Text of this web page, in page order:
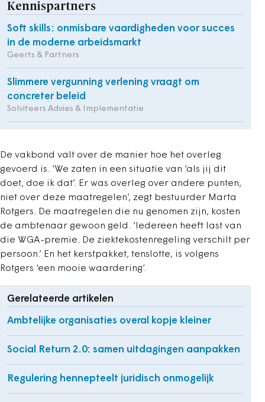
Kennispartners
Soft skills: onmisbare vaardigheden voor succes
in de moderne arbeidsmarkt
Geerts & Partners
Slimmere vergunning verlening vraagt om
concreter beleid
Solviteers Advies & Implementatie
De vakbond valt over de manier hoe het overleg
gevoerd is. ‘We zaten in een situatie van ‘als jij dit
doet, doe ik dat’. Er was overleg over andere punten,
niet over deze maatregelen’, zegt bestuurder Marta
Rotgers. De maatregelen die nu genomen zijn, kosten
de ambtenaar gewoon geld. ‘Iedereen heeft last van
die WGA-premie. De ziektekostenregeling verschilt per
persoon.’ En het kerstpakket, tenslotte, is volgens
Rotgers ‘een mooie waardering’.
Gerelateerde artikelen
Ambtelijke organisaties overal kopje kleiner
Social Return 2.0: samen uitdagingen aanpakken
Regulering hennepteelt juridisch onmogelijk